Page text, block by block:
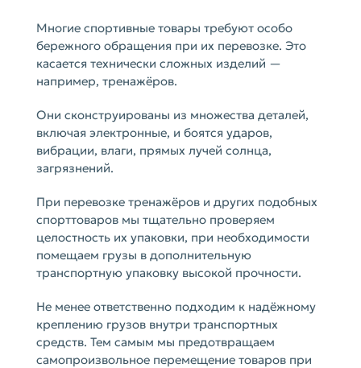
Многие спортивные товары требуют особо
бережного обращения при их перевозке. Это
касается технически сложных изделий —
например, тренажёров.
Они сконструированы из множества деталей,
включая электронные, и боятся ударов,
вибрации, влаги, прямых лучей солнца,
загрязнений.
При перевозке тренажёров и других подобных
спорттоваров мы тщательно проверяем
целостность их упаковки, при необходимости
помещаем грузы в дополнительную
транспортную упаковку высокой прочности.
Не менее ответственно подходим к надёжному
креплению грузов внутри транспортных
средств. Тем самым мы предотвращаем
самопроизвольное перемещение товаров при